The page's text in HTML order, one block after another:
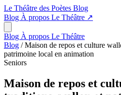
Le Théâtre des Poètes Blog
Blog À propos Le Théâtre ↗
Blog À propos Le Théâtre
Blog / Maison de repos et culture
patrimoine local en animation
Seniors
Maison de repos et